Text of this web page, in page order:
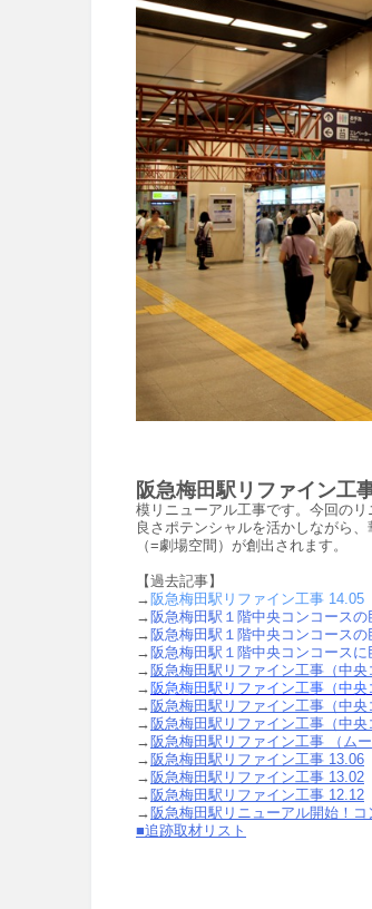
阪急梅田駅リファイン工
模リニューアル工事です。今回の
良さポテンシャルを活かしながら
（=劇場空間）が創出されます。
【過去記事】
→ 阪急梅田駅リファイン工事 14.05
→ 阪急梅田駅１階中央コンコース
→ 阪急梅田駅１階中央コンコース
→ 阪急梅田駅１階中央コンコース
→ 阪急梅田駅リファイン工事（中央
→ 阪急梅田駅リファイン工事（中
→ 阪急梅田駅リファイン工事（中
→ 阪急梅田駅リファイン工事（中
→ 阪急梅田駅リファイン工事 （ム
→ 阪急梅田駅リファイン工事 13.06
→ 阪急梅田駅リファイン工事 13.02
→ 阪急梅田駅リファイン工事 12.12
→ 阪急梅田駅リニューアル開始！
■追跡取材リスト